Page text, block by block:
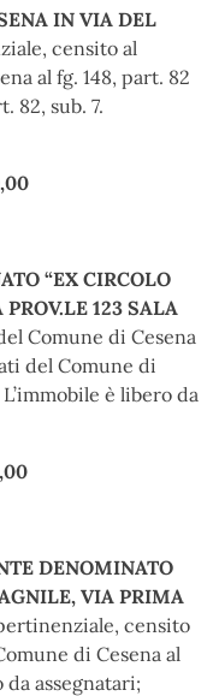
IN VIA DEL
censito al
al fg. 148, part. 82
82, sub. 7.
“EX CIRCOLO
PROV.LE 123 SALA
Comune di Cesena
del Comune di
L’immobile è libero da
DENOMINATO
VIA PRIMA
censito
di Cesena al
da assegnatari;